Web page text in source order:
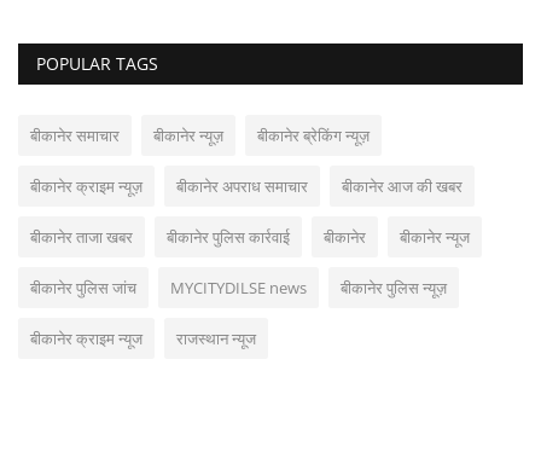
POPULAR TAGS
बीकानेर समाचार बीकानेर न्यूज़ बीकानेर ब्रेकिंग न्यूज़
बीकानेर क्राइम न्यूज़ बीकानेर अपराध समाचार बीकानेर आज की खबर
बीकानेर ताजा खबर बीकानेर पुलिस कार्रवाई बीकानेर बीकानेर न्यूज
बीकानेर पुलिस जांच MYCITYDILSE news बीकानेर पुलिस न्यूज़
बीकानेर क्राइम न्यूज राजस्थान न्यूज